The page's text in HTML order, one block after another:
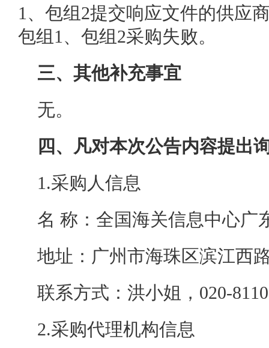
1、包组2提交响应文件的供应
包组1、包组2采购失败。
三、其他补充事宜
无。
四、凡对本次公告内容提出
1.采购人信息
名 称：全国海关信息
地址：广州市海珠
联系方式：洪小姐，
2.采购代理机构信息